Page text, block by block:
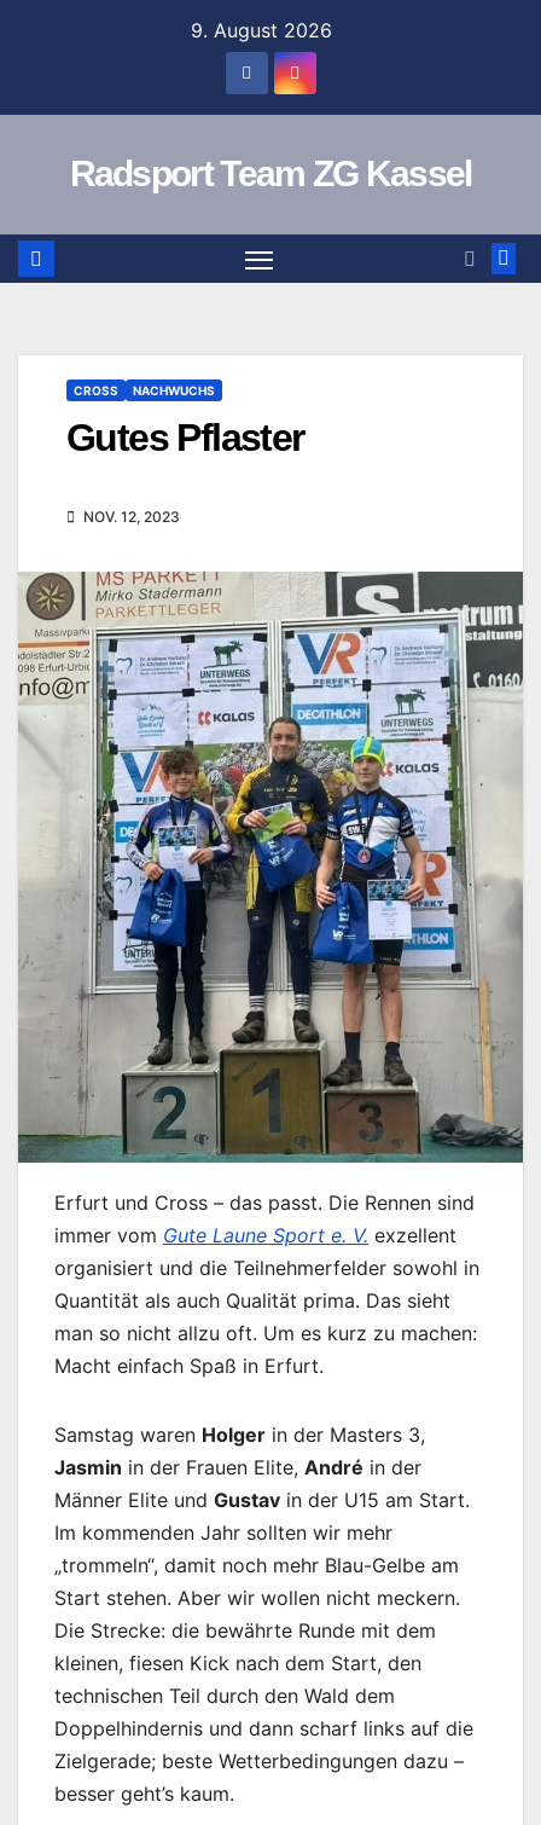
9. August 2026
Radsport Team ZG Kassel
CROSS NACHWUCHS
Gutes Pflaster
NOV. 12, 2023
Erfurt und Cross – das passt. Die Rennen sind
immer vom Gute Laune Sport e. V. exzellent
organisiert und die Teilnehmerfelder sowohl in
Quantität als auch Qualität prima. Das sieht
man so nicht allzu oft. Um es kurz zu machen:
Macht einfach Spaß in Erfurt.
Samstag waren Holger in der Masters 3,
Jasmin in der Frauen Elite, André in der
Männer Elite und Gustav in der U15 am Start.
Im kommenden Jahr sollten wir mehr
„trommeln“, damit noch mehr Blau-Gelbe am
Start stehen. Aber wir wollen nicht meckern.
Die Strecke: die bewährte Runde mit dem
kleinen, fiesen Kick nach dem Start, den
technischen Teil durch den Wald dem
Doppelhindernis und dann scharf links auf die
Zielgerade; beste Wetterbedingungen dazu –
besser geht’s kaum.